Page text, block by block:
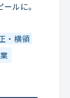
ルに。
・横領